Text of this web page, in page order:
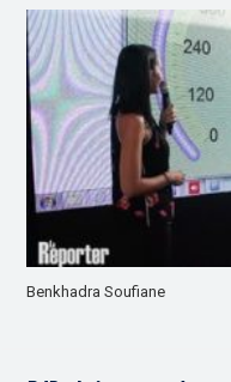
Benkhadra Soufiane